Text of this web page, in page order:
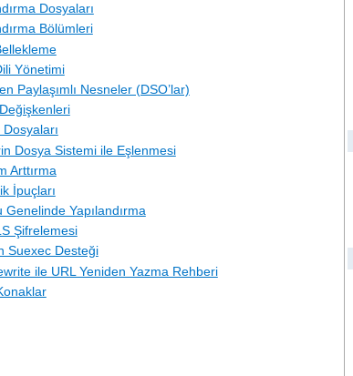
Dosyaları
Bölümleri
Yönetimi
Paylaşımlı Nesneler (DSO’lar)
Dosya Sistemi ile Eşlenmesi
Arttırma
İpuçları
Genelinde Yapılandırma
Şifrelemesi
Suexec Desteği
ile URL Yeniden Yazma Rehberi